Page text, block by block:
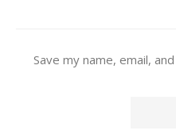
Save my name, email,